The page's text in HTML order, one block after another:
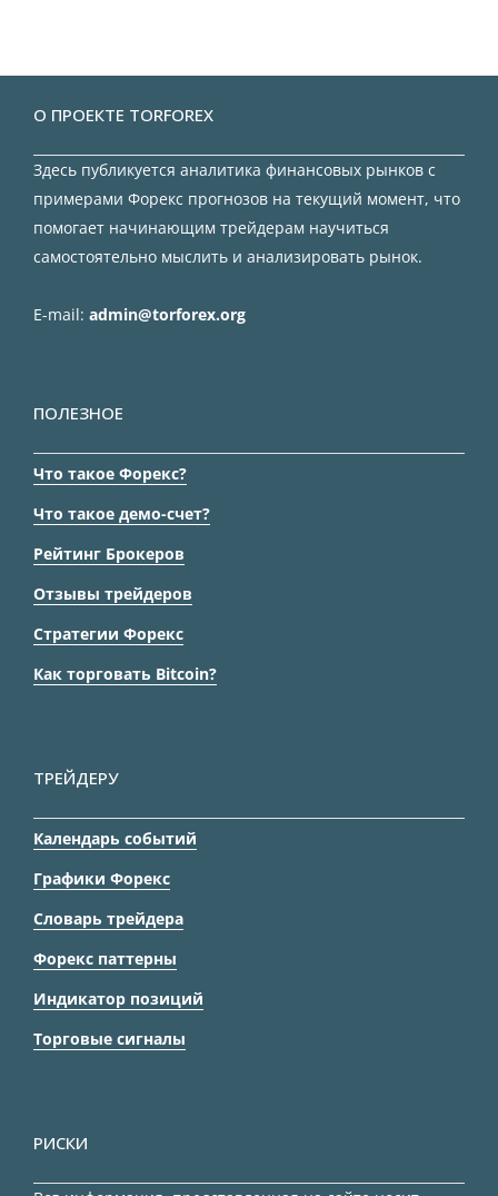
О ПРОЕКТЕ TORFOREX
Здесь публикуется аналитика финансовых рынков с
примерами Форекс прогнозов на текущий момент, что
помогает начинающим трейдерам научиться
самостоятельно мыслить и анализировать рынок.
E-mail: admin@torforex.org
ПОЛЕЗНОЕ
Что такое Форекс?
Что такое демо-счет?
Рейтинг Брокеров
Отзывы трейдеров
Стратегии Форекс
Как торговать Bitcoin?
ТРЕЙДЕРУ
Календарь событий
Графики Форекс
Словарь трейдера
Форекс паттерны
Индикатор позиций
Торговые сигналы
РИСКИ